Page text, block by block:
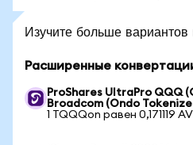
Изучите больше вариантов
Расширенные
ProShares UltraPro QQQ
Broadcom (Ondo
1 TQQQon равен 0,171119